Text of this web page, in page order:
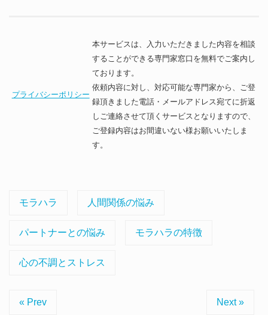
プライバシーポリシー
本サービスは、入力いただきました内容を相談
することができる専門家窓口を無料でご案内し
ております。
依頼内容に対し、対応可能な専門家から、ご登
録頂きました電話・メールアドレス宛てに折返
しご連絡させて頂くサービスとなりますので、
ご登録内容はお間違いない様お願いいたしま
す。
モラハラ 人間関係の悩み
パートナーとの悩み モラハラの特徴
心の不調とストレス
« Prev Next »